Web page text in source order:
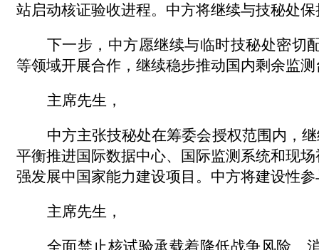
站启动核证验收进程。中方将继续与技秘处
下一步，中方愿继续与临时技秘处密切
等领域开展合作，继续稳步推动国内剩余监
主席先生，
中方主张技秘处在筹委会授权范围内，
平衡推进国际数据中心、国际监测系统和现
强发展中国家能力建设项目。中方将建设性
主席先生，
全面禁止核试验承载着降低战争风险、